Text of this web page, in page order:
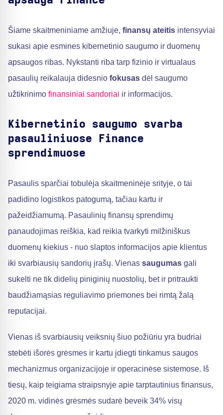
Šiame skaitmeniniame amžiuje, finansų ateitis intensyviai
sukasi apie esmines kibernetinio saugumo ir duomenų
apsaugos ribas. Nykstanti riba tarp fizinio ir virtualaus
pasaulių reikalauja didesnio fokusas dėl saugumo
užtikrinimo finansiniai sandoriai ir informacijos.
Kibernetinio saugumo svarba
pasauliniuose Finance
sprendimuose
Pasaulis sparčiai tobulėja skaitmeninėje srityje, o tai
padidino logistikos patogumą, tačiau kartu ir
pažeidžiamumą. Pasaulinių finansų sprendimų
panaudojimas reiškia, kad reikia tvarkyti milžiniškus
duomenų kiekius - nuo slaptos informacijos apie klientus
iki svarbiausių sandorių įrašų. Vienas saugumas gali
sukelti ne tik didelių piniginių nuostolių, bet ir pritraukti
baudžiamąsias reguliavimo priemones bei rimtą žalą
reputacijai.
Vienas iš svarbiausių veiksnių šiuo požiūriu yra budriai
stebėti išorės grėsmes ir kartu įdiegti tinkamus saugos
mechanizmus organizacijoje ir operacinėse sistemose. Iš
tiesų, kaip teigiama straipsnyje apie tarptautinius finansus,
2020 m. vidinės grėsmės sudarė beveik 34% visų